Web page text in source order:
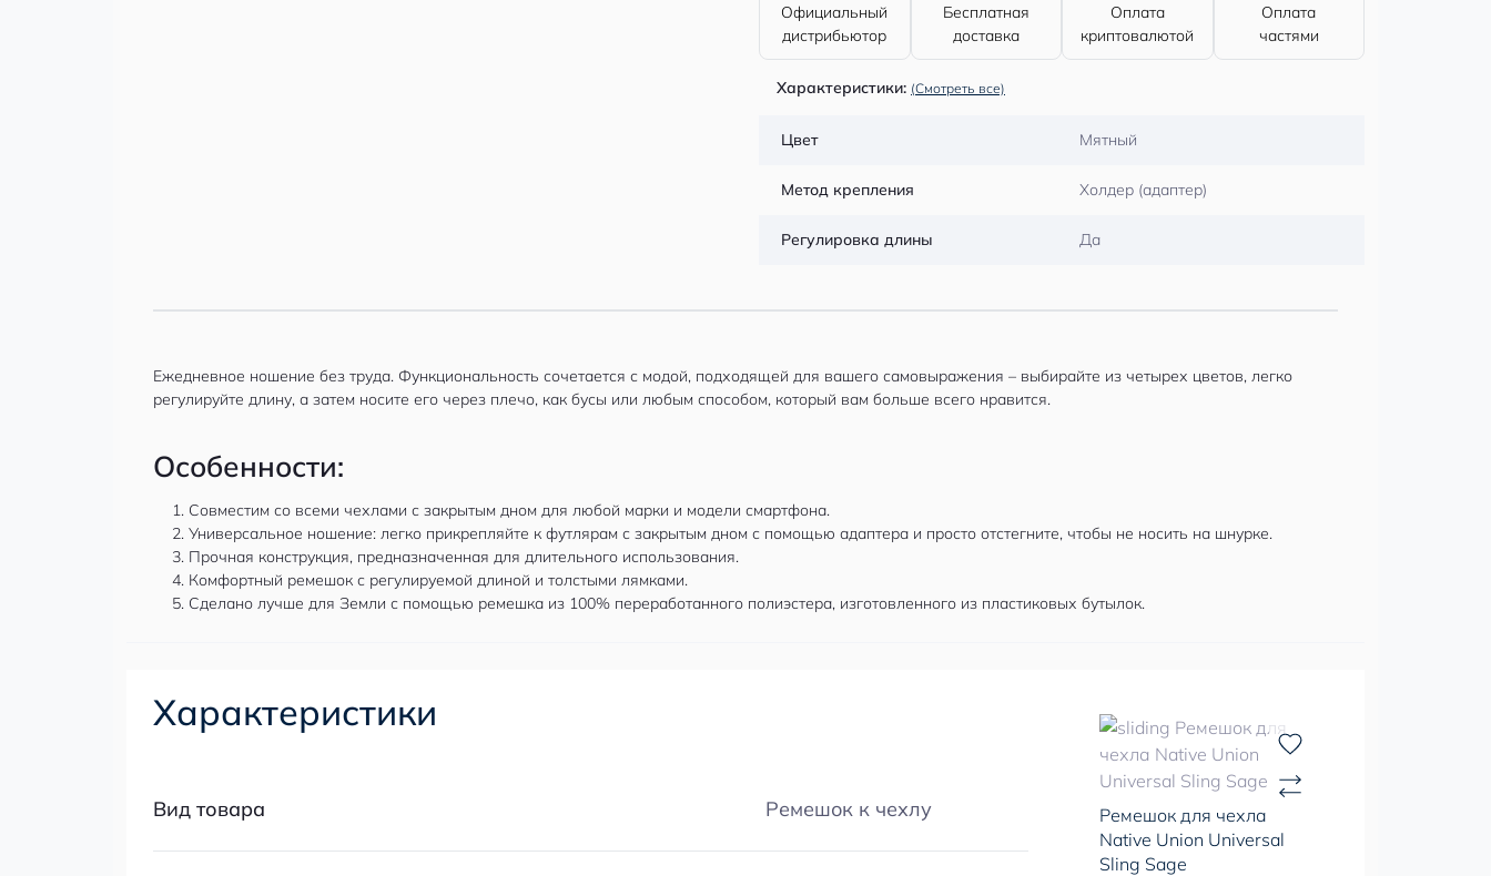
Официальный
дистрибьютор
Бесплатная
доставка
Оплата
криптовалютой
Оплата
частями
Характеристики: (Смотреть все)
Цвет Мятный
Метод крепления Холдер (адаптер)
Регулировка длины Да
Ежедневное ношение без труда. Функциональность сочетается с модой, подходящей для вашего самовыражения – выбирайте из четырех цветов, легко
регулируйте длину, а затем носите его через плечо, как бусы или любым способом, который вам больше всего нравится.
Особенности:
Совместим со всеми чехлами с закрытым дном для любой марки и модели смартфона.
Универсальное ношение: легко прикрепляйте к футлярам с закрытым дном с помощью адаптера и просто отстегните, чтобы не носить на шнурке.
Прочная конструкция, предназначенная для длительного использования.
Комфортный ремешок с регулируемой длиной и толстыми лямками.
Сделано лучше для Земли с помощью ремешка из 100% переработанного полиэстера, изготовленного из пластиковых бутылок.
Характеристики
Вид товара Ремешок к чехлу
Ремешок для чехла
Native Union Universal
Sling Sage